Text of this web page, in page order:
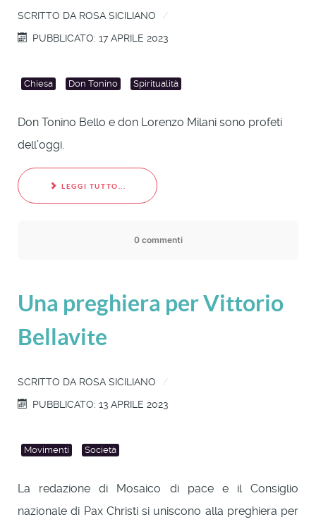
SCRITTO DA ROSA SICILIANO
PUBBLICATO: 17 APRILE 2023
Chiesa Don Tonino Spiritualità
Don Tonino Bello e don Lorenzo Milani sono profeti
dell’oggi.
LEGGI TUTTO...
0 commenti
Una preghiera per Vittorio
Bellavite
SCRITTO DA ROSA SICILIANO
PUBBLICATO: 13 APRILE 2023
Movimenti Società
La redazione di Mosaico di pace e il Consiglio
nazionale di Pax Christi si uniscono alla preghiera per